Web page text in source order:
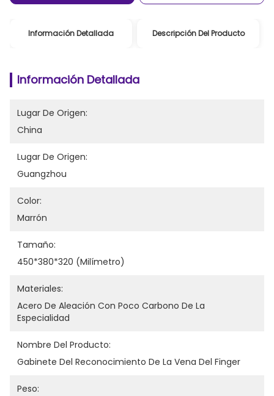
Información Detallada Descripción Del Producto
Información Detallada
Lugar De Origen:
China
Lugar De Origen:
Guangzhou
Color:
Marrón
Tamaño:
450*380*320 (milímetro)
Materiales:
Acero De Aleación Con Poco Carbono De La
Especialidad
Nombre Del Producto:
Gabinete Del Reconocimiento De La Vena Del Finger
Peso: